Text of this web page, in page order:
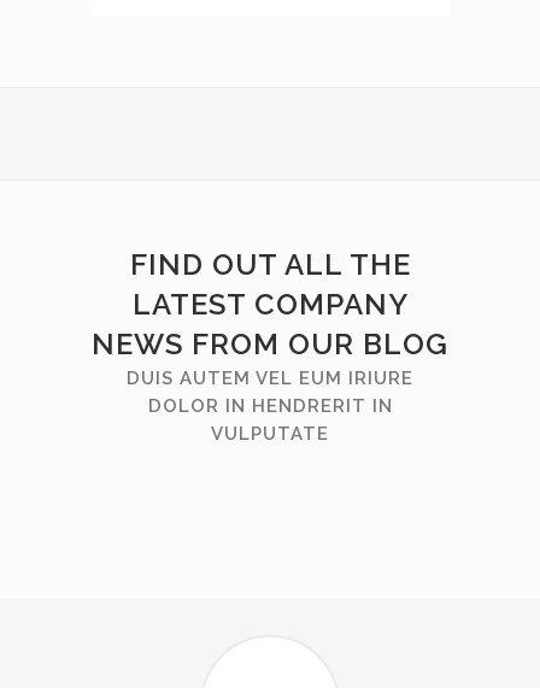
FIND OUT ALL THE
LATEST COMPANY
NEWS FROM OUR BLOG
DUIS AUTEM VEL EUM IRIURE
DOLOR IN HENDRERIT IN
VULPUTATE